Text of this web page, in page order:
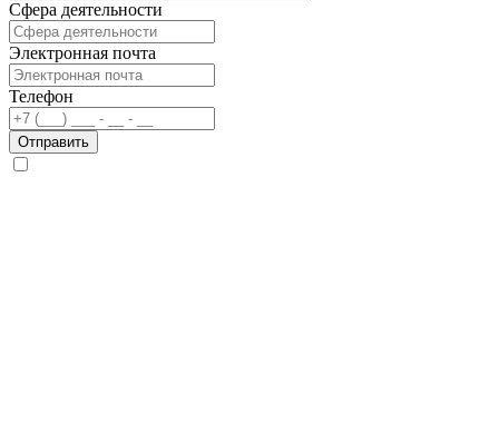
Сфера деятельности
Электронная почта
Телефон
Отправить